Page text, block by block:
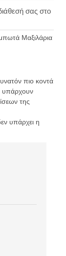
σας στο
Μαξιλάρια
πιο κοντά
υπάρχουν
της
υπάρχει η